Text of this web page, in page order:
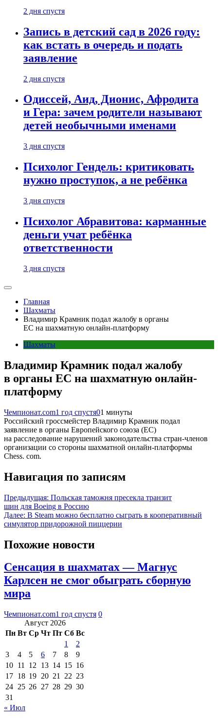
2 дня спустя
Запись в детский сад в 2026 году:
как встать в очередь и подать
заявление
2 дня спустя
Одиссей, Аид, Дионис, Афродита
и Гера: зачем родители называют
детей необычными именами
3 дня спустя
Психолог Гендель: критиковать
нужно проступок, а не ребёнка
3 дня спустя
Психолог Абравитова: карманные
деньги учат ребёнка
ответственности
3 дня спустя
Главная
Шахматы
Владимир Крамник подал жалобу в органы
ЕС на шахматную онлайн-платформу
Шахматы
Владимир Крамник подал жалобу
в органы ЕС на шахматную онлайн-
платформу
Чемпионат.com1 год спустя01 минуты
Российский гроссмейстер Владимир Крамник подал
заявление в органы Европейского союза (ЕС)
на расследование нарушений законодательства стран-членов
организации со стороны шахматной онлайн-платформы
Chess. com.
Навигация по записям
Предыдущая: Польская таможня пресекла транзит
шин для Boeing в Россию
Далее: В Steam можно бесплатно сыграть в кооперативный
симулятор придорожной пиццерии
Похожие новости
Сенсация в шахматах — Магнус
Карлсен не смог обыграть сборную
мира
Чемпионат.com1 год спустя 0
Август 2026
Пн Вт Ср Чт Пт Сб Вс
1
2
3
4 5 6 7 8
9
10 11 12 13 14 15 16
17 18 19 20 21 22 23
24 25 26 27 28 29 30
31
« Июл